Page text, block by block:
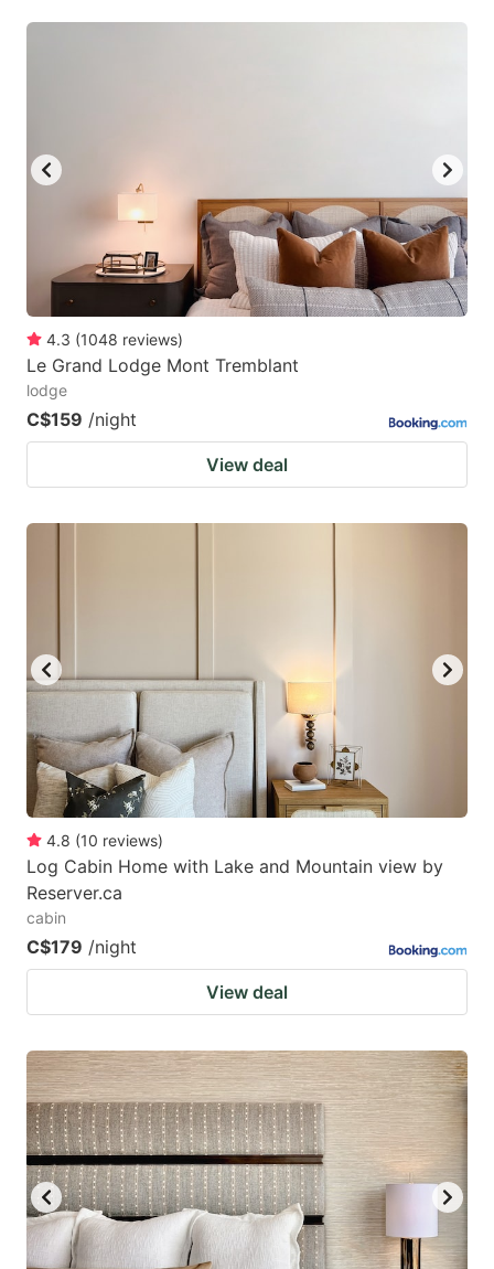
4.3 (1048 reviews)
Le Grand Lodge Mont Tremblant
lodge
C$159 /night
View deal
4.8 (10 reviews)
Log Cabin Home with Lake and Mountain view by
Reserver.ca
cabin
C$179 /night
View deal